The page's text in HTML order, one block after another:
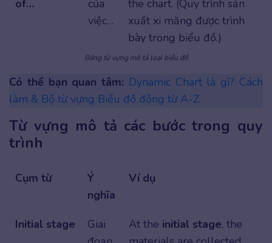
of…
của
việc…
the chart. (Quy trình sản
xuất xi măng được trình
bày trong biểu đồ.)
Bảng từ vựng mô tả loại biểu đồ
Có thể bạn quan tâm: Dynamic Chart là gì? Cách
làm & Bộ từ vựng Biểu đồ động từ A-Z
Từ vựng mô tả các bước trong quy
trình
Cụm từ
Ý
nghĩa
Ví dụ
Initial stage
Giai
At the initial stage, the